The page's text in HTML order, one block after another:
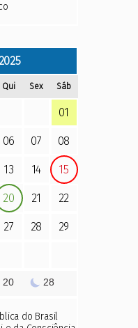
Qui Sex Sáb
01
06 07 08
13 14 15
20 21 22
27 28 29
20 28
do Brasil